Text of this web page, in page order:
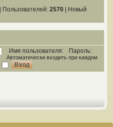
| Пользователей: 2570 | Новый
Имя пользователя:
Пароль:
Автоматически входить при каждом